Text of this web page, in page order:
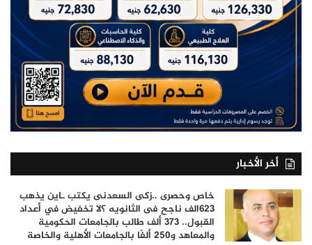
أخر الأخبار
خاص وحصرى ..زكى السعدنى يكتب ـاين يذهب
٦٢٣الف ناجح فى الثانويه ؟لا تخفيض في أعداد
القبول.. 373 ألف طالب بالجامعات الحكومية
والمعاهد و250 ألفًا بالجامعات الأهلية والخاصة